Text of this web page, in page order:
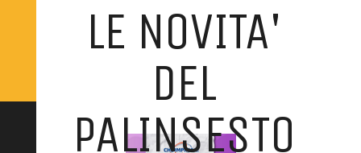
LE NOVITA'
DEL
PALINSESTO